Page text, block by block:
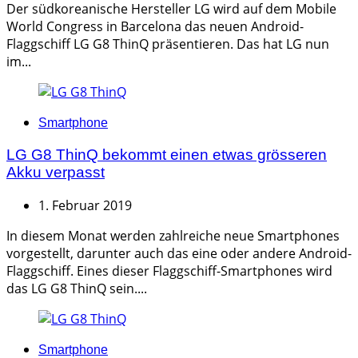
Der südkoreanische Hersteller LG wird auf dem Mobile
World Congress in Barcelona das neuen Android-
Flaggschiff LG G8 ThinQ präsentieren. Das hat LG nun
im...
Categories
Smartphone
LG G8 ThinQ bekommt einen etwas grösseren
Akku verpasst
1. Februar 2019
In diesem Monat werden zahlreiche neue Smartphones
vorgestellt, darunter auch das eine oder andere Android-
Flaggschiff. Eines dieser Flaggschiff-Smartphones wird
das LG G8 ThinQ sein....
Categories
Smartphone